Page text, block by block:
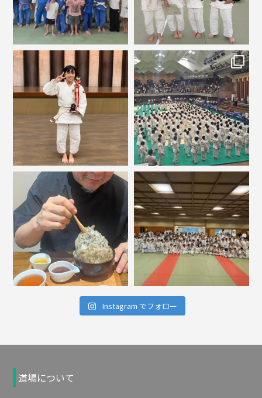
Instagram でフォロー
道場について